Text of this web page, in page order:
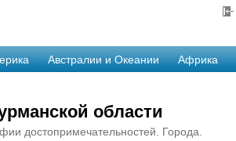
Австралии и Океании Африка
области
достопримечательностей. Города.